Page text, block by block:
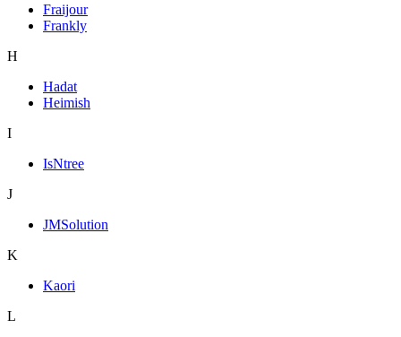
Fraijour
Frankly
H
Hadat
Heimish
I
IsNtree
J
JMSolution
K
Kaori
L